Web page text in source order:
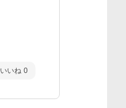
いいね 0